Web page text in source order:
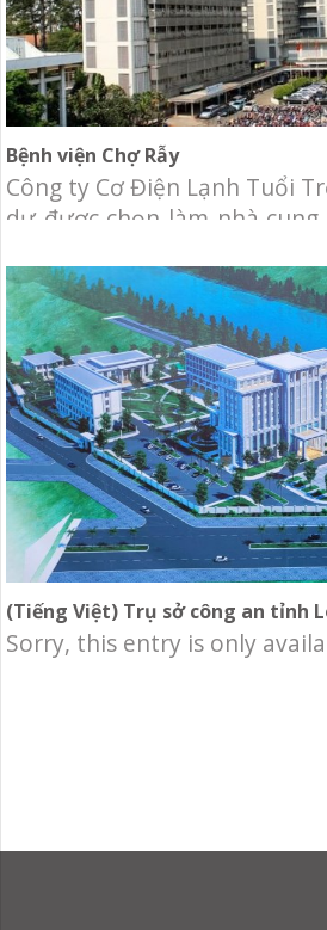
Bệnh viện Chợ Rẫy
Công ty Cơ Điện Lạnh Tuổi
dự được chọn làm nhà
Chủ đầu tư: Bệnh viện Chợ
Nguyễn Chí Thanh, Phường
Minh.Hạng mục: Cung cấp
cơ điện
(Tiếng Việt) Trụ sở công an tỉnh
Sorry, this entry is only